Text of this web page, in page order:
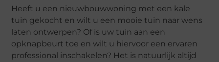
Heeft u een nieuwbouwwoning met een kale
tuin gekocht en wilt u een mooie tuin naar wens
laten ontwerpen? Of is uw tuin aan een
opknapbeurt toe en wilt u hiervoor een ervaren
professional inschakelen? Het is natuurlijk altijd